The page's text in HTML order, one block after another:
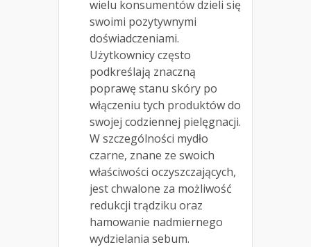
wielu konsumentów dzieli się
swoimi pozytywnymi
doświadczeniami.
Użytkownicy często
podkreślają znaczną
poprawę stanu skóry po
włączeniu tych produktów do
swojej codziennej pielęgnacji.
W szczególności mydło
czarne, znane ze swoich
właściwości oczyszczających,
jest chwalone za możliwość
redukcji trądziku oraz
hamowanie nadmiernego
wydzielania sebum.